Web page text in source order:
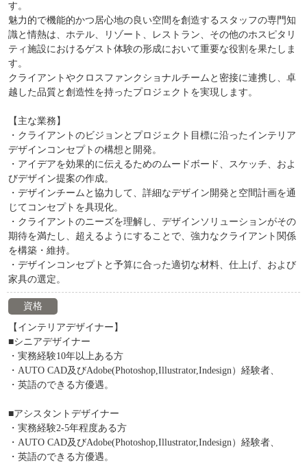
す。
魅力的で機能的かつ居心地の良い空間を創造するスタッフの専門知
識と情熱は、ホテル、リゾート、レストラン、その他のホスピタリ
ティ施設におけるゲスト体験の形成において重要な役割を果たしま
す。
クライアントやクロスファンクショナルチームと密接に連携し、卓
越した品質と創造性を持ったプロジェクトを実現します。
【主な業務】
・クライアントのビジョンとプロジェクト目標に沿ったインテリア
デザインコンセプトの構想と開発。
・アイデアを効果的に伝えるためのムードボード、スケッチ、およ
びデザイン提案の作成。
・デザインチームと協力して、詳細なデザイン開発と空間計画を通
じてコンセプトを具現化。
・クライアントのニーズを理解し、デザインソリューションがその
期待を満たし、超えるようにすることで、強力なクライアント関係
を構築・維持。
・デザインコンセプトと予算に合った適切な材料、仕上げ、および
家具の選定。
資格
【インテリアデザイナー】
■シニアデザイナー
・実務経験10年以上ある方
・AUTO CAD及びAdobe(Photoshop,Illustrator,Indesign）経験者、
・英語のできる方優遇。
■アシスタントデザイナー
・実務経験2-5年程度ある方
・AUTO CAD及びAdobe(Photoshop,Illustrator,Indesign）経験者、
・英語のできる方優遇。